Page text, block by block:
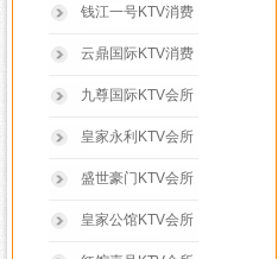
钱江一号KTV消费
云鼎国际KTV消费
九尊国际KTV会所
皇家永利KTV会所
盛世豪门KTV会所
皇家公馆KTV会所